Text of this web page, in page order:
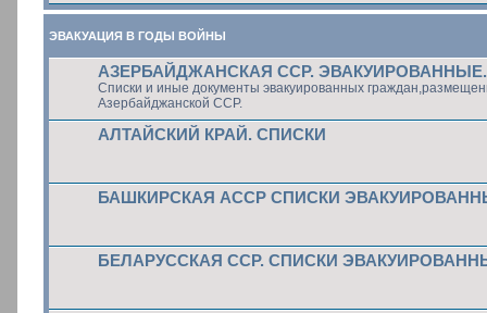
ЭВАКУАЦИЯ В ГОДЫ ВОЙНЫ
АЗЕРБАЙДЖАНСКАЯ ССР. ЭВАКУИРОВАННЫЕ.
Списки и иные документы эвакуированных
Азербайджанской ССР.
АЛТАЙСКИЙ КРАЙ. СПИСКИ
БАШКИРСКАЯ АССР СПИСКИ
БЕЛАРУССКАЯ ССР. СПИСКИ